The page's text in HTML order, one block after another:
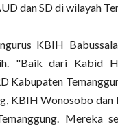
dan SD di wilayah
KBIH
"Baik dari Kabid
Kabupaten
KBIH Wonosobo dan
Mereka